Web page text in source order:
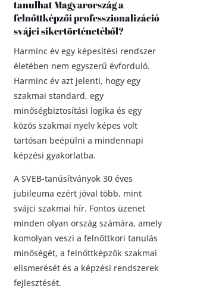
tanulhat Magyarország a
felnőttképzői professzionalizáció
svájci sikertörténetéből?
Harminc év egy képesítési rendszer
életében nem egyszerű évforduló.
Harminc év azt jelenti, hogy egy
szakmai standard, egy
minőségbiztosítási logika és egy
közös szakmai nyelv képes volt
tartósan beépülni a mindennapi
képzési gyakorlatba.
A SVEB-tanúsítványok 30 éves
jubileuma ezért jóval több, mint
svájci szakmai hír. Fontos üzenet
minden olyan ország számára, amely
komolyan veszi a felnőttkori tanulás
minőségét, a felnőttképzők szakmai
elismerését és a képzési rendszerek
fejlesztését.